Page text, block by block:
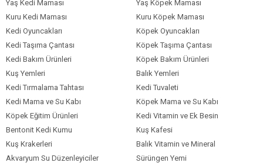
Yaş Kedi Maması
Yaş Köpek Maması
Kuru Kedi Maması
Kuru Köpek Maması
Kedi Oyuncakları
Köpek Oyuncakları
Kedi Taşıma Çantası
Köpek Taşıma Çantası
Kedi Bakım Ürünleri
Köpek Bakım Ürünleri
Kuş Yemleri
Balık Yemleri
Kedi Tırmalama Tahtası
Kedi Tuvaleti
Kedi Mama ve Su Kabı
Köpek Mama ve Su Kabı
Köpek Eğitim Ürünleri
Kedi Vitamin ve Ek Besin
Bentonit Kedi Kumu
Kuş Kafesi
Kuş Krakerleri
Balık Vitamin ve Mineral
Akvaryum Su Düzenleyiciler
Sürüngen Yemi